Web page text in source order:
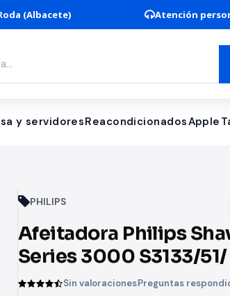
(Albacete) Atención
y servidoresReacondicionadosApple
PHILIPS
Afeitadora Philips
Series 3000 S3133/51/
BateríaSin valoracionesPreguntas